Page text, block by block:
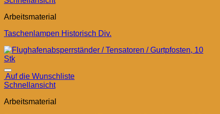
Arbeitsmaterial
Taschenlampen Historisch Div.
Auf die Wunschliste
Schnellansicht
Arbeitsmaterial